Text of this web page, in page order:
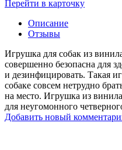
Перейти в карточку
Описание
Отзывы
Игрушка для собак из
совершенно безопасна для
и дезинфицировать. Такая
собаке совсем нетрудно
на место. Игрушка из
для неугомонного
Добавить новый